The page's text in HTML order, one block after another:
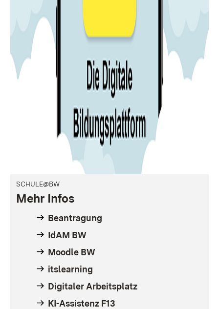
SCHULE@BW
Mehr Infos
Beantragung
IdAM BW
Moodle BW
itslearning
Digitaler Arbeitsplatz
KI-Assistenz F13